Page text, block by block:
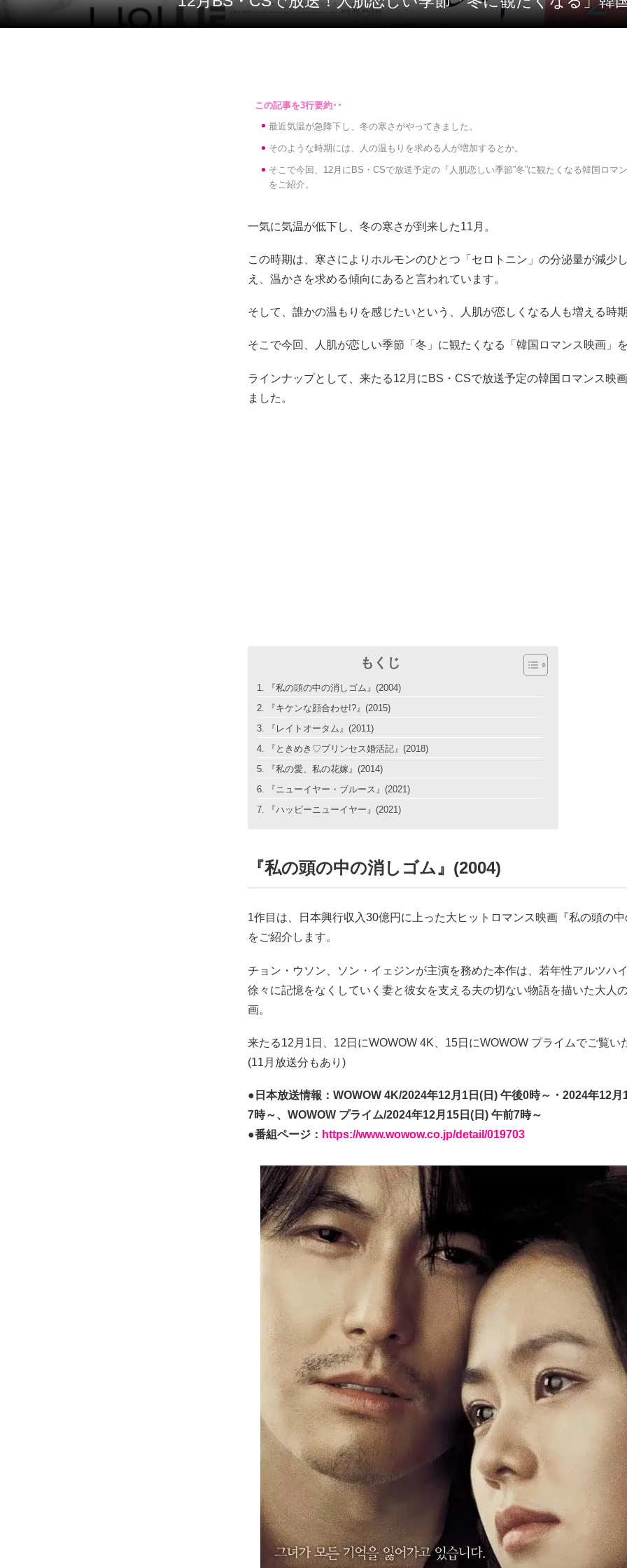
最近気温が急降下し、冬の寒さがやってきました。
そのような時期には、人の温もりを求める人が増加するとか。
そこで今回、12月にBS・CSで放送予定の『人肌恋しい季節”冬”に観たくなる韓国ロマン
をご紹介。
一気に気温が低下し、冬の寒さが到来した11月。
この時期は、寒さによりホルモンのひとつ「セロトニン」の分泌量が減少
え、温かさを求める傾向にあると言われています。
そして、誰かの温もりを感じたいという、人肌が恋しくなる人も増える時期
そこで今回、人肌が恋しい季節「冬」に観たくなる「韓国ロマンス映画」を
ラインナップとして、来たる12月にBS・CSで放送予定の韓国ロマンス映
ました。
もくじ
『私の頭の中の消しゴム』(2004)
『キケンな顔合わせ!?』(2015)
『レイトオータム』(2011)
『ときめき♡プリンセス婚活記』(2018)
『私の愛、私の花嫁』(2014)
『ニューイヤー・ブルース』(2021)
『ハッピーニューイヤー』(2021)
『私の頭の中の消しゴム』(2004)
1作目は、日本興行収入30億円に上った大ヒットロマンス映画『私の頭の中
をご紹介します。
チョン・ウソン、ソン・イェジンが主演を務めた本作は、若年性アルツハ
徐々に記憶をなくしていく妻と彼女を支える夫の切ない物語を描いた大人
画。
来たる12月1日、12日にWOWOW 4K、15日にWOWOW プライムでご覧い
(11月放送分もあり)
●日本放送情報：WOWOW 4K/2024年12月1日(日) 午後0時～・2024年12月
7時～、WOWOW プライム/2024年12月15日(日) 午前7時～
●番組ページ： https://www.wowow.co.jp/detail/019703